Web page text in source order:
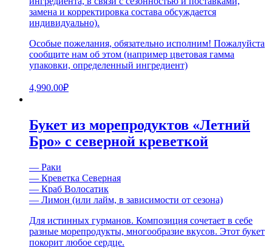
замена и корректировка состава обсуждается
индивидуально).
Особые пожелания, обязательно исполним! Пожалуйста
сообщите нам об этом (например цветовая гамма
упаковки, определенный ингредиент)
4,990.00₽
Букет из морепродуктов «Летний
Бро» с северной креветкой
— Раки
— Креветка Северная
— Краб Волосатик
— Лимон (или лайм, в зависимости от сезона)
Для истинных гурманов. Композиция сочетает в себе
разные морепродукты, многообразие вкусов. Этот букет
покорит любое сердце.